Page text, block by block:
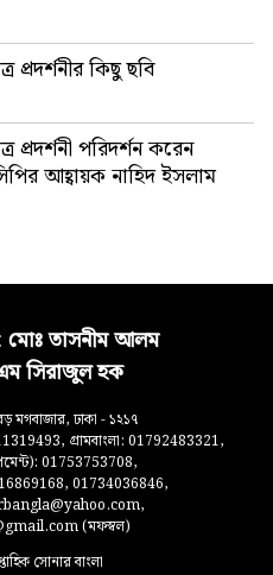
কিছু ছবি
পরিদর্শন করেন
আহ্বায়ক নাহিদ ইসলাম
মোঃ তাসনীম আলম
সিরাজুল হক
মগবাজার, ঢাকা - ১২১৭
গ্রামবাংলা: 01792483321,
01753753708,
01734036846,
(মফস্বল)
সোনার বাংলা